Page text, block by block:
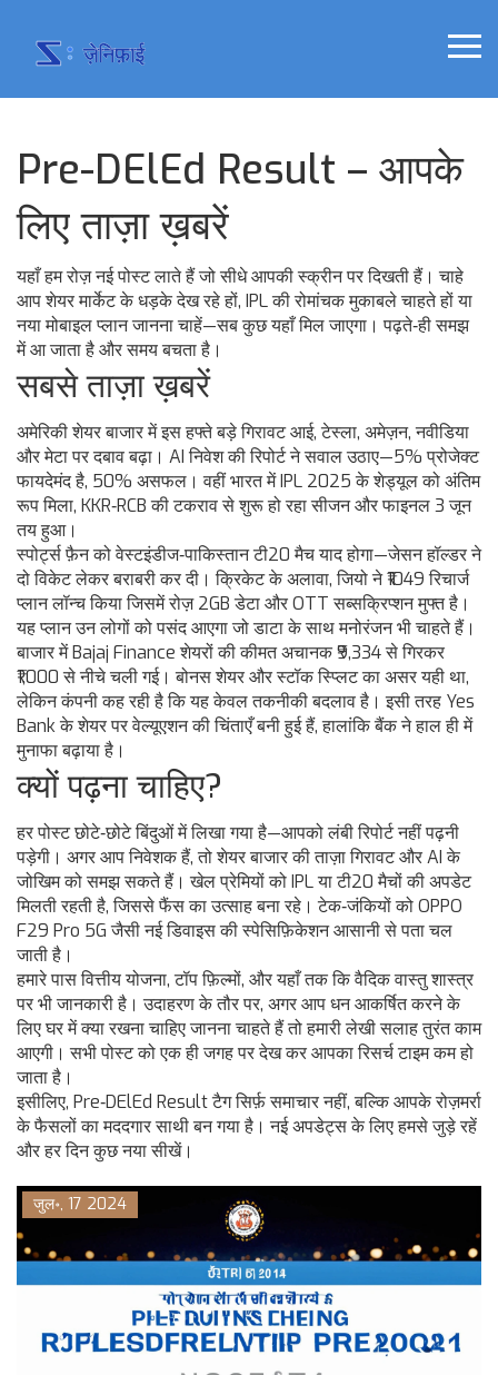
Pre-DElEd Result – आपके
लिए ताज़ा ख़बरें
यहाँ हम रोज़ नई पोस्ट लाते हैं जो सीधे आपकी स्क्रीन पर दिखती हैं। चाहे
आप शेयर मार्केट के धड़के देख रहे हों, IPL की रोमांचक मुकाबले चाहते हों या
नया मोबाइल प्लान जानना चाहें—सब कुछ यहाँ मिल जाएगा। पढ़ते‑ही समझ
में आ जाता है और समय बचता है।
सबसे ताज़ा ख़बरें
अमेरिकी शेयर बाजार में इस हफ्ते बड़े गिरावट आई, टेस्ला, अमेज़न, नवीडिया
और मेटा पर दबाव बढ़ा। AI निवेश की रिपोर्ट ने सवाल उठाए—5% प्रोजेक्ट
फायदेमंद है, 50% असफल। वहीं भारत में IPL 2025 के शेड्यूल को अंतिम
रूप मिला, KKR‑RCB की टकराव से शुरू हो रहा सीजन और फाइनल 3 जून
तय हुआ।
स्पोर्ट्स फ़ैन को वेस्टइंडीज‑पाकिस्तान टी20 मैच याद होगा—जेसन हॉल्डर ने
दो विकेट लेकर बराबरी कर दी। क्रिकेट के अलावा, जियो ने ₹1049 रिचार्ज
प्लान लॉन्च किया जिसमें रोज़ 2GB डेटा और OTT सब्सक्रिप्शन मुफ्त है।
यह प्लान उन लोगों को पसंद आएगा जो डाटा के साथ मनोरंजन भी चाहते हैं।
बाजार में Bajaj Finance शेयरों की कीमत अचानक ₹9,334 से गिरकर
₹1,000 से नीचे चली गई। बोनस शेयर और स्टॉक स्प्लिट का असर यही था,
लेकिन कंपनी कह रही है कि यह केवल तकनीकी बदलाव है। इसी तरह Yes
Bank के शेयर पर वेल्यूएशन की चिंताएँ बनी हुई हैं, हालांकि बैंक ने हाल ही में
मुनाफा बढ़ाया है।
क्यों पढ़ना चाहिए?
हर पोस्ट छोटे‑छोटे बिंदुओं में लिखा गया है—आपको लंबी रिपोर्ट नहीं पढ़नी
पड़ेगी। अगर आप निवेशक हैं, तो शेयर बाजार की ताज़ा गिरावट और AI के
जोखिम को समझ सकते हैं। खेल प्रेमियों को IPL या टी20 मैचों की अपडेट
मिलती रहती है, जिससे फैंस का उत्साह बना रहे। टेक‑जंकियों को OPPO
F29 Pro 5G जैसी नई डिवाइस की स्पेसिफ़िकेशन आसानी से पता चल
जाती है।
हमारे पास वित्तीय योजना, टॉप फ़िल्मों, और यहाँ तक कि वैदिक वास्तु शास्त्र
पर भी जानकारी है। उदाहरण के तौर पर, अगर आप धन आकर्षित करने के
लिए घर में क्या रखना चाहिए जानना चाहते हैं तो हमारी लेखी सलाह तुरंत काम
आएगी। सभी पोस्ट को एक ही जगह पर देख कर आपका रिसर्च टाइम कम हो
जाता है।
इसीलिए, Pre‑DElEd Result टैग सिर्फ़ समाचार नहीं, बल्कि आपके रोज़मर्रा
के फैसलों का मददगार साथी बन गया है। नई अपडेट्स के लिए हमसे जुड़े रहें
और हर दिन कुछ नया सीखें।
जुल॰, 17 2024